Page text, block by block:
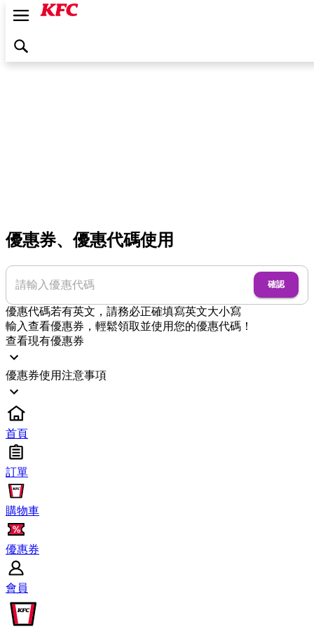
優惠券、優惠代碼使用
確認
優惠代碼若有英文，請務必正確填寫英文大小寫
輸入查看優惠券，輕鬆領取並使用您的優惠代碼！
查看現有優惠券
優惠券使用注意事項
首頁
訂單
購物車
優惠券
會員